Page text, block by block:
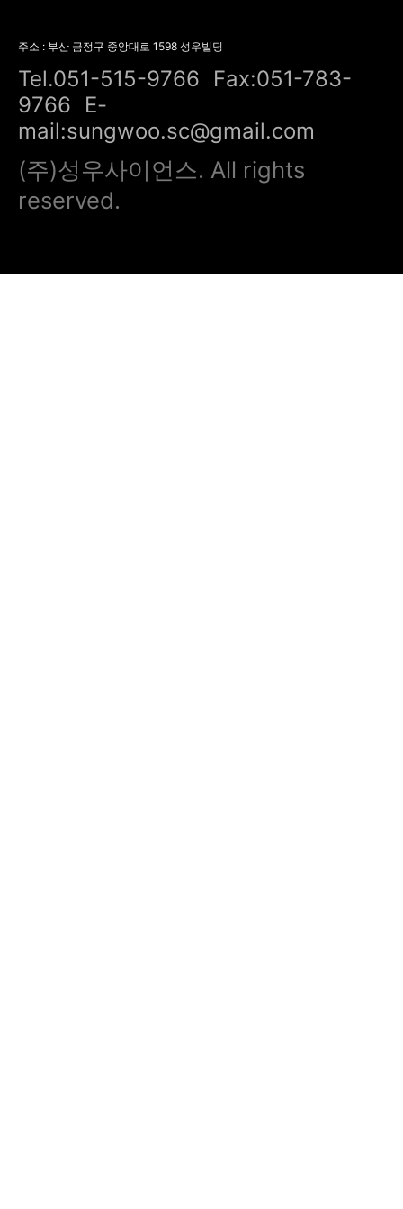
주소 : 부산 금정구 중앙대로 1598 성우빌딩
Tel.051-515-9766
Fax:051-783-
9766
E-
mail:sungwoo.sc@gmail.com
(주)성우사이언스. All rights
reserved.